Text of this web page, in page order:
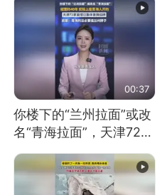
计 但每处都有瑕疵 网
友：一开始我没笑 但看
到洗手盆我没绷住
00:37
你楼下的“兰州拉面”或改
名“青海拉面”，天津72家
面馆已集体更换招牌